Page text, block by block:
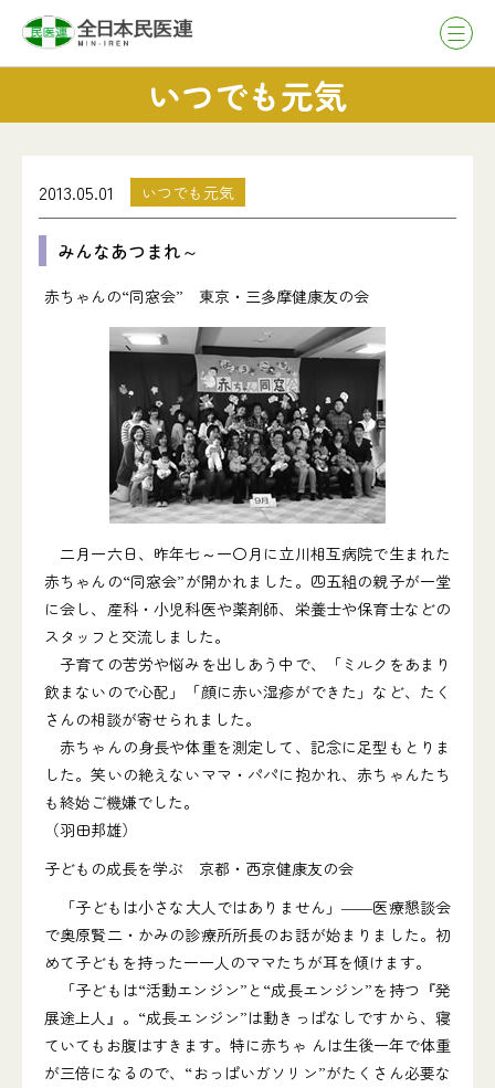
いつでも元気
2013.05.01 いつでも元気
みんなあつまれ～
赤ちゃんの“同窓会” 東京・三多摩健康友の会
二月一六日、昨年七～一〇月に立川相互病院で生まれた
赤ちゃんの“同窓会”が開かれました。四五組の親子が一堂
に会し、産科・小児科医や薬剤師、栄養士や保育士などの
スタッフと交流しました。
子育ての苦労や悩みを出しあう中で、「ミルクをあまり
飲まないので心配」「顔に赤い湿疹ができた」など、たく
さんの相談が寄せられました。
赤ちゃんの身長や体重を測定して、記念に足型もとりま
した。笑いの絶えないママ・パパに抱かれ、赤ちゃんたち
も終始ご機嫌でした。
（羽田邦雄）
子どもの成長を学ぶ 京都・西京健康友の会
「子どもは小さな大人ではありません」――医療懇談会
で奥原賢二・かみの診療所所長のお話が始まりました。初
めて子どもを持った一一人のママたちが耳を傾けます。
「子どもは“活動エンジン”と“成長エンジン”を持つ『発
展途上人』。“成長エンジン”は動きっぱなしですから、寝
ていてもお腹はすきます。特に赤ちゃ んは生後一年で体重
が三倍になるので、“おっぱいガソリン”がたくさん必要な